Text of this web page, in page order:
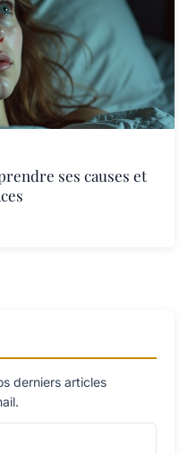
ses causes et
derniers articles